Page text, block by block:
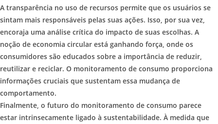
A transparência no uso de recursos permite que os usuários se
sintam mais responsáveis pelas suas ações. Isso, por sua vez,
encoraja uma análise crítica do impacto de suas escolhas. A
noção de economia circular está ganhando força, onde os
consumidores são educados sobre a importância de reduzir,
reutilizar e reciclar. O monitoramento de consumo proporciona
informações cruciais que sustentam essa mudança de
comportamento.
Finalmente, o futuro do monitoramento de consumo parece
estar intrinsecamente ligado à sustentabilidade. À medida que